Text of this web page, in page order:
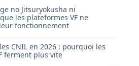
no Jitsuryokusha ni
les plateformes VF ne
fonctionnement
CNIL en 2026 : pourquoi les
ferment plus vite